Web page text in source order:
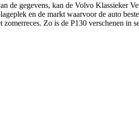
de gegevens, kan de Volvo Klassieker
en de markt waarvoor de auto
zomerreces. Zo is de P130 verschenen